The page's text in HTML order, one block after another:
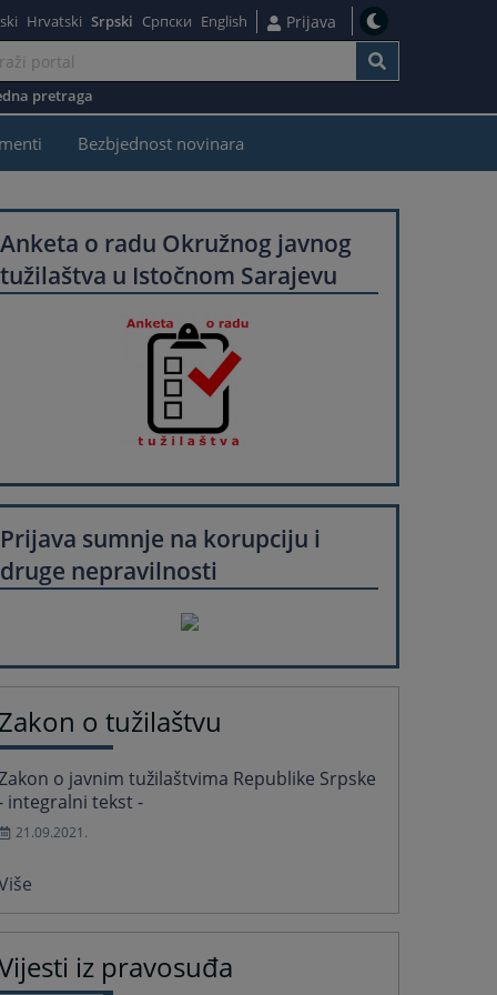
Hrvatski Srpski Српски English Prijava
pretraga
Bezbjednost novinara
Anketa o radu Okružnog javnog
tužilaštva u Istočnom Sarajevu
Prijava sumnje na korupciju i
druge nepravilnosti
Zakon o tužilaštvu
o javnim tužilaštvima Republike Srpske
integralni tekst -
21.09.2021.
iz pravosuđa